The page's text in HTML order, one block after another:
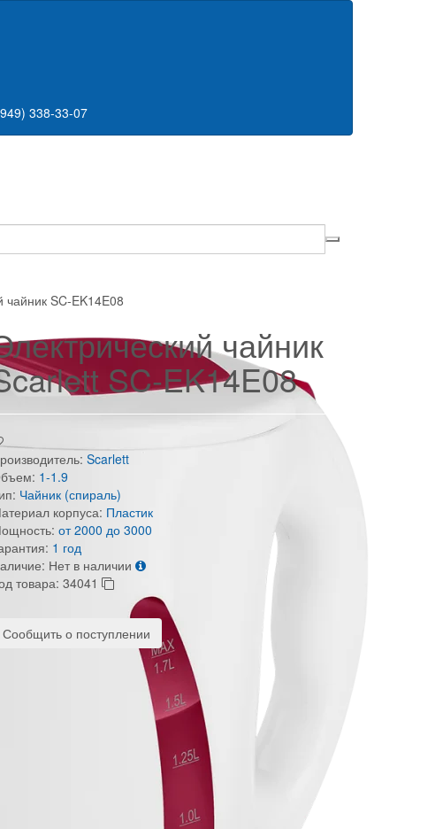
338-33-07
SC-EK14E08
чайник
SC-EK14E08
Scarlett
1-1.9
Чайник (спираль)
корпуса: Пластик
от 2000 до 3000
1 год
Нет в наличии
товара: 34041
Сообщить о поступлении